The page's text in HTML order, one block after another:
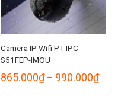
Camera IP Wifi PT IPC-
S51FEP-IMOU
865.000₫ – 990.000₫